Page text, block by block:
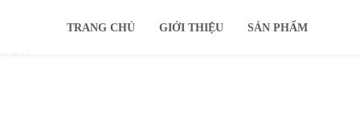
TRANG CHỦ GIỚI THIỆU SẢN PHẨM